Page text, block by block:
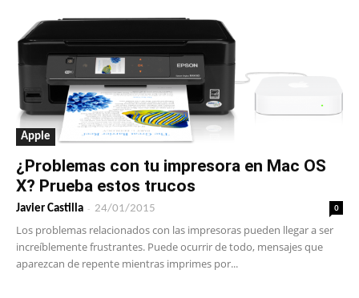
Apple
¿Problemas con tu impresora en Mac OS
X? Prueba estos trucos
Javier Castilla - 24/01/2015 0
Los problemas relacionados con las impresoras pueden llegar a ser
increíblemente frustrantes. Puede ocurrir de todo, mensajes que
aparezcan de repente mientras imprimes por...